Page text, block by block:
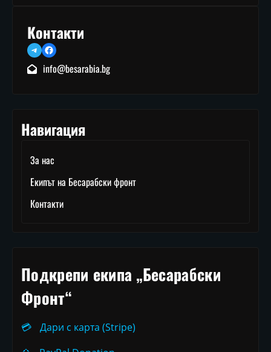
Контакти
TelegramFacebook
info@besarabia.bg
Навигация
За нас
Екипът на Бесарабски фронт
Контакти
Подкрепи екипа „Бесарабски
Фронт“
💳
Дари с карта (Stripe)